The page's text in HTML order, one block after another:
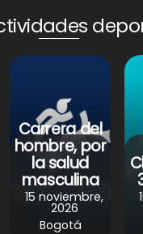
e
b
o
k
t
e
e
s
t
e
g
m
r
e
Carrera del
hombre, por
la salud
masculina
15 noviembre,
2026
Bogotá